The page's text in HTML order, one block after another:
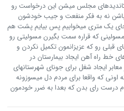
مجلس میشن این درخواست رو
نه به فکر منفعت و جیب خودشون
یک متری میخوابیم پس بیایم پشت هم
که قراره سمت بگیرن مسولیتی رو
قبلی رو که عزیزانمون تکمیل نکردن و
خط راه آهن ایجاد بیمارستان در
ایجاد شغل برای جونای شهرستانهای
اونی که واقعا برای مردم دل میسوزونه
درست رای بدن که بعدا به ضرر خودمون